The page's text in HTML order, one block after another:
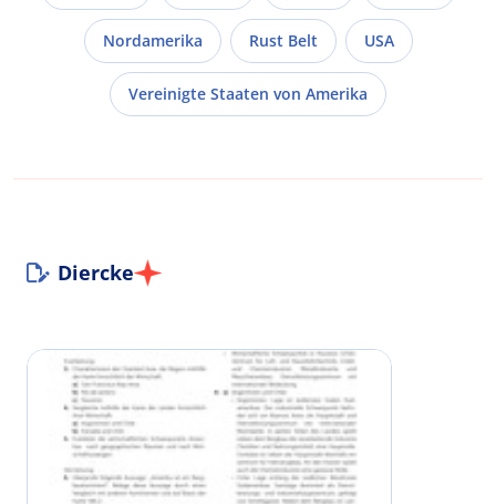
Nordamerika Rust Belt USA
Vereinigte Staaten von Amerika
Diercke